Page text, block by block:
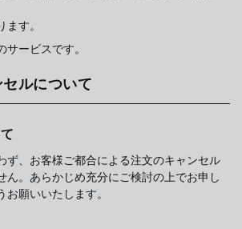
す。
ービスです。
ルについて
ず、お客様ご都合による注文のキャンセル
ん。あらかじめ充分にご検討の上でお申し
願いいたします。